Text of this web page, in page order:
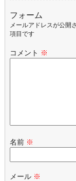
フォーム
メールアドレスが公開
項目です
コメント ※
名前 ※
メール ※